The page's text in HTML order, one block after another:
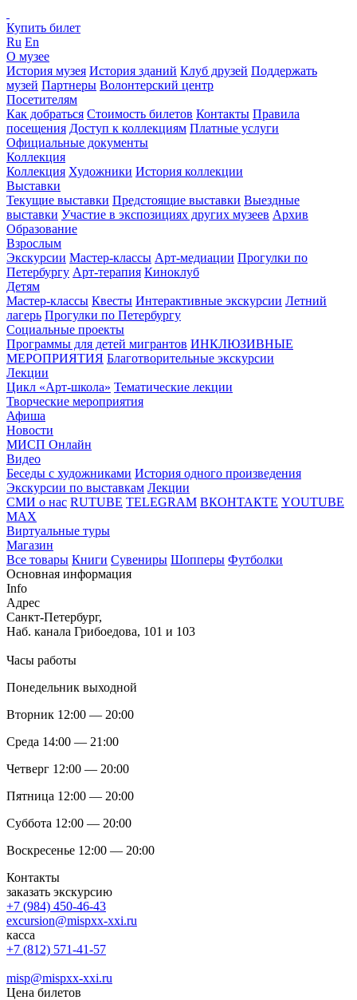
Купить билет
Ru En
О музее
История музея История зданий Клуб друзей Поддержать
музей Партнеры Волонтерский центр
Посетителям
Как добраться Стоимость билетов Контакты Правила
посещения Доступ к коллекциям Платные услуги
Официальные документы
Коллекция
Коллекция Художники История коллекции
Выставки
Текущие выставки Предстоящие выставки Выездные
выставки Участие в экспозициях других музеев Архив
Образование
Взрослым
Экскурсии Мастер-классы Арт-медиации Прогулки по
Петербургу Арт-терапия Киноклуб
Детям
Мастер-классы Квесты Интерактивные экскурсии Летний
лагерь Прогулки по Петербургу
Социальные проекты
Программы для детей мигрантов ИНКЛЮЗИВНЫЕ
МЕРОПРИЯТИЯ Благотворительные экскурсии
Лекции
Цикл «Арт-школа» Тематические лекции
Творческие мероприятия
Афиша
Новости
МИСП Онлайн
Видео
Беседы с художниками История одного произведения
Экскурсии по выставкам Лекции
СМИ о нас RUTUBE TELEGRAM ВКОНТАКТЕ YOUTUBE
MAX
Виртуальные туры
Магазин
Все товары Книги Сувениры Шопперы Футболки
Основная информация
Info
Адрес
Санкт-Петербург,
Наб. канала Грибоедова, 101 и 103
Часы работы
Понедельник выходной
Вторник 12:00 — 20:00
Среда 14:00 — 21:00
Четверг 12:00 — 20:00
Пятница 12:00 — 20:00
Суббота 12:00 — 20:00
Воскресенье 12:00 — 20:00
Контакты
заказать экскурсию
+7 (984) 450-46-43
excursion@mispxx-xxi.ru
касса
+7 (812) 571-41-57
misp@mispxx-xxi.ru
Цена билетов